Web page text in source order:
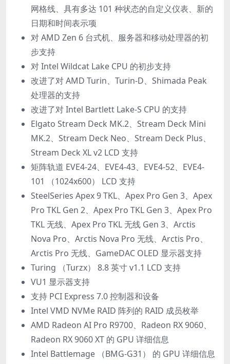
网格线、具有多达 101 种状态的自定义仪表、新的
日期和时间表示项
对 AMD Zen 6 台式机、服务器和移动处理器的初
步支持
对 Intel Wildcat Lake CPU 的初步支持
改进了对 AMD Turin、Turin-D、Shimada Peak
处理器的支持
改进了对 Intel Bartlett Lake-S CPU 的支持
Elgato Stream Deck MK.2、Stream Deck Mini
MK.2、Stream Deck Neo、Stream Deck Plus、
Stream Deck XL v2 LCD 支持
矩阵轨道 EVE4-24、EVE4-43、EVE4-52、EVE4-
101 （1024x600） LCD 支持
SteelSeries Apex 9 TKL、Apex Pro Gen 3、Apex
Pro TKL Gen 2、Apex Pro TKL Gen 3、Apex Pro
TKL 无线、Apex Pro TKL 无线 Gen 3、Arctis
Nova Pro、Arctis Nova Pro 无线、Arctis Pro、
Arctis Pro 无线、GameDAC OLED 显示器支持
Turing （Turzx） 8.8 英寸 v1.1 LCD 支持
VU1 显示器支持
支持 PCI Express 7.0 控制器和设备
Intel VMD NVMe RAID 阵列的 RAID 成员枚举
AMD Radeon AI Pro R9700、Radeon RX 9060、
Radeon RX 9060 XT 的 GPU 详细信息
Intel Battlemage （BMG-G31） 的 GPU 详细信息